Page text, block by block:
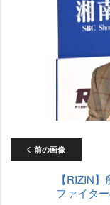
前の画像
【RIZIN
ファイタ